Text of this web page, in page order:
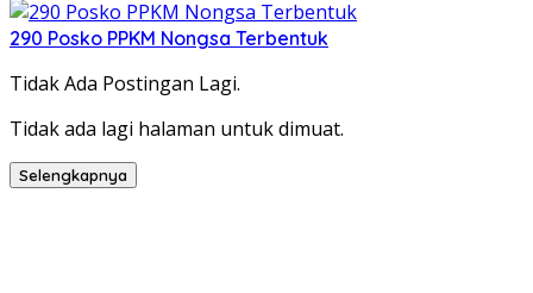
290 Posko PPKM Nongsa Terbentuk
Tidak Ada Postingan Lagi.
Tidak ada lagi halaman untuk dimuat.
Selengkapnya